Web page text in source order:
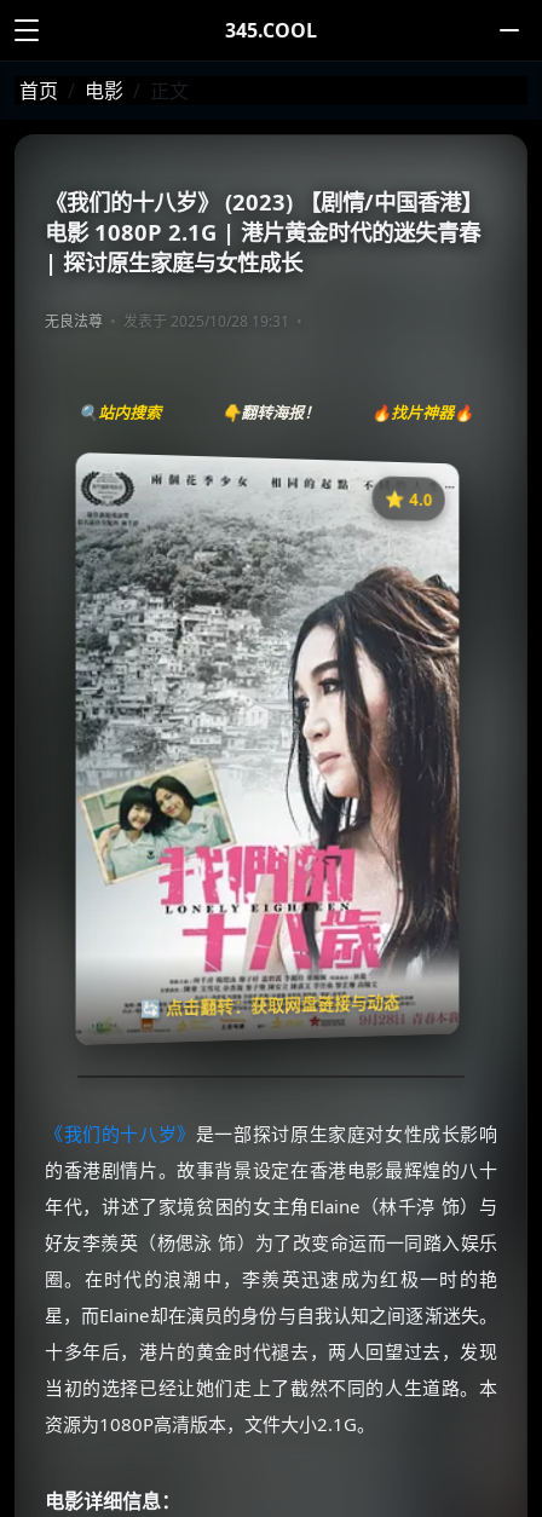
345.COOL
首页 电影 正文
《我们的十八岁》 (2023) 【剧情/中国香港】
电影 1080P 2.1G | 港片黄金时代的迷失青春
| 探讨原生家庭与女性成长
无良法尊 发表于 2025/10/28 19:31
🔍站内搜索 👇翻转海报！ 🔥找片神器🔥
⭐️ 4.0
🔄 点击翻转：获取网盘链接与动态
《我们的十八岁》
⭐
收藏
⭐️ 评分：4.0 | 🎬 2023年
夸克网盘
失效请反馈
🧧️
天天领红包
《我们的十八岁》 是一部探讨原生家庭对女性成长影响
的香港剧情片。故事背景设定在香港电影最辉煌的八十
年代，讲述了家境贫困的女主角Elaine（林千渟 饰）与
好友李羨英（杨偲泳 饰）为了改变命运而一同踏入娱乐
圈。在时代的浪潮中，李羨英迅速成为红极一时的艳
星，而Elaine却在演员的身份与自我认知之间逐渐迷失。
十多年后，港片的黄金时代褪去，两人回望过去，发现
当初的选择已经让她们走上了截然不同的人生道路。本
资源为1080P高清版本，文件大小2.1G。
电影详细信息：